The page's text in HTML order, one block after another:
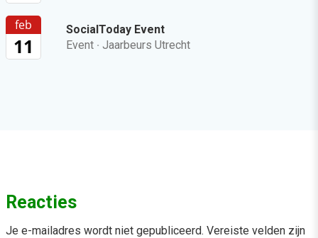
feb
11
SocialToday Event
Event · Jaarbeurs Utrecht
Reacties
Je e-mailadres wordt niet gepubliceerd. Vereiste velden zijn